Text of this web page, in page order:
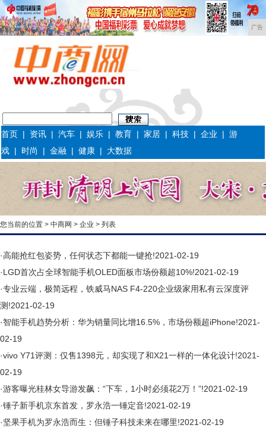
广告
首页 | 资讯 |汽车 |娱乐 |教育 |家居 |科技 |企业 |游
戏 | 时尚 |金融 |健康 | 大数据
您当前的位置 > 中商网 > 企业 > 列表
·高能抢红包姿势，任何状态下都能一键抢!2021-02-19
·LGD首次占全球智能手机OLED面板市场份额超10%!2021-02-19
·专业云端，极简远程，铁威马NAS F4-220企业级家用私有云深度评
测!2021-02-19
·智能手机趋势分析：华为销量同比增16.5%，市场份额超iPhone!2021-
02-19
·vivo Y71评测：仅售1398元，却实现了和X21一样的一体化设计!2021-
02-19
·游客曝光桂林女导游发飙：“下车，1小时必须花2万！”!2021-02-19
·锤子新手机京东首发，罗永浩一锤定音!2021-02-19
·坚果手机为罗永浩而生：但锤子科技未来在哪里!2021-02-19